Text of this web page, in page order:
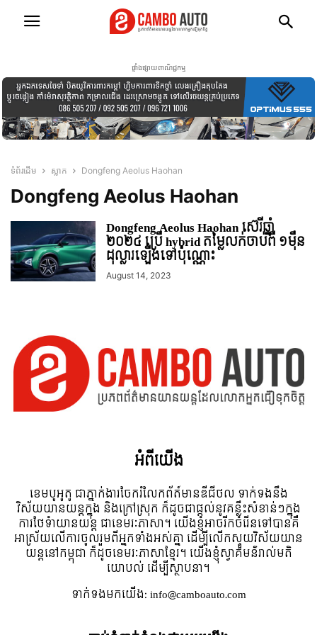
ផ្ទាំងផ្សាយពាណិជ្ជកម្ម
ទំព័រដើម ស្លាក Dongfeng Aeolus Haohan
Dongfeng Aeolus Haohan
Dongfeng Aeolus Haohan ស៊េរីឆ្នាំ
២០២៤ ប្រើ hybrid តម្លៃលក់ចាប់ពី ១មុឺន
ដុល្លារឡើងទៅប៉ុណ្ណោះ
August 14, 2023
អំពី​យើង
ខេមបូអូតូ ជាភ្នាក់ងារចែករំលែកព័ត៍មានឌីជីថល ទាក់ទងនឹង
វិស័យយានយន្តក្នុង និងក្រៅស្រុក ក៏ដូចជាផ្តល់នូវគន្លឹះសំខាន់ៗក្នុង
ការថែទំាយានយន្ត ជាខេមរៈភាសា។ យើងខ្ញុំអាចរីកចំរើនទៅបានគឺ
អាស្រ័យលើការចូលរួមពីអ្នកទាំងអស់គ្នា ដើម្បីលើកស្ទួយវិស័យយាន
យន្តនៅកម្ពុជា ក៏ដូចខេមរៈភាសាខ្មែរ។ យើងខ្ញុំស្វាគមន៌រាល់មតិ
យោបល់ ដើម្បីស្ថាបនា។
ទាក់ទង​មក​យើង:info@camboauto.com